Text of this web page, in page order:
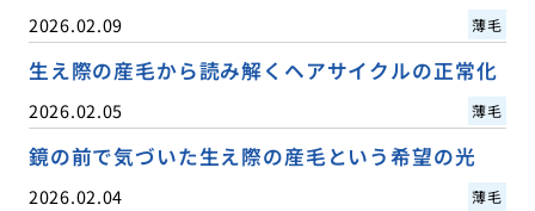
2026.02.09 薄毛
生え際の産毛から読み解くヘアサイクルの正常化
2026.02.05 薄毛
鏡の前で気づいた生え際の産毛という希望の光
2026.02.04 薄毛